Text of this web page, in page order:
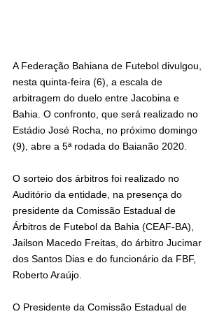
A Federação Bahiana de Futebol divulgou,
nesta quinta-feira (6), a escala de
arbitragem do duelo entre Jacobina e
Bahia. O confronto, que será realizado no
Estádio José Rocha, no próximo domingo
(9), abre a 5ª rodada do Baianão 2020.
O sorteio dos árbitros foi realizado no
Auditório da entidade, na presença do
presidente da Comissão Estadual de
Árbitros de Futebol da Bahia (CEAF-BA),
Jailson Macedo Freitas, do árbitro Jucimar
dos Santos Dias e do funcionário da FBF,
Roberto Araújo.
O Presidente da Comissão Estadual de